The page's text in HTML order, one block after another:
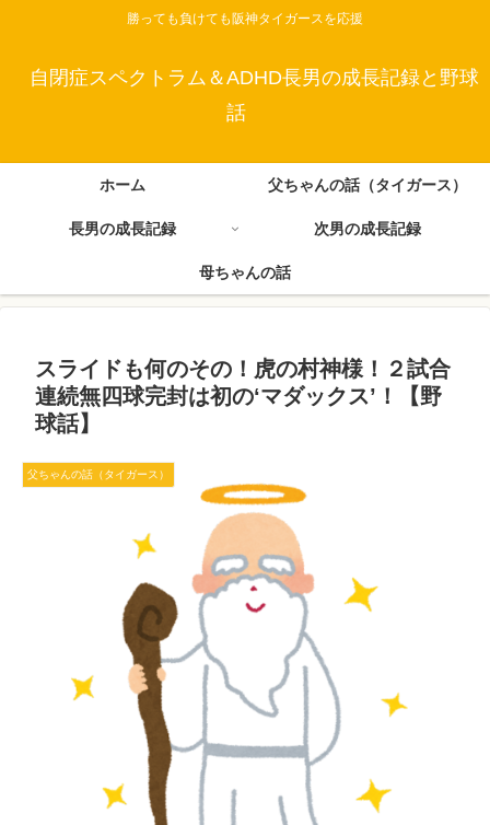
勝っても負けても阪神タイガースを応援
自閉症スペクトラム＆ADHD長男の成長記録と野球
話
ホーム 父ちゃんの話（タイガース）
長男の成長記録 次男の成長記録
母ちゃんの話
スライドも何のその！虎の村神様！２試合
連続無四球完封は初の‘マダックス’！【野
球話】
父ちゃんの話（タイガース）